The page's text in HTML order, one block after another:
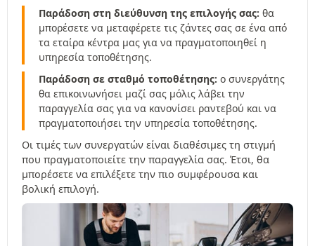
Παράδοση στη διεύθυνση της επιλογής σας: θα
μπορέσετε να μεταφέρετε τις ζάντες σας σε ένα από
τα εταίρα κέντρα μας για να πραγματοποιηθεί η
υπηρεσία τοποθέτησης.
Παράδοση σε σταθμό τοποθέτησης: ο συνεργάτης
θα επικοινωνήσει μαζί σας μόλις λάβει την
παραγγελία σας για να κανονίσει ραντεβού και να
πραγματοποιήσει την υπηρεσία τοποθέτησης.
Οι τιμές των συνεργατών είναι διαθέσιμες τη στιγμή
που πραγματοποιείτε την παραγγελία σας. Έτσι, θα
μπορέσετε να επιλέξετε την πιο συμφέρουσα και
βολική επιλογή.